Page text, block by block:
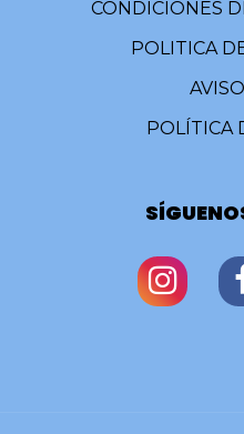
CONDICIONES
POLITICA
POLÍTICA